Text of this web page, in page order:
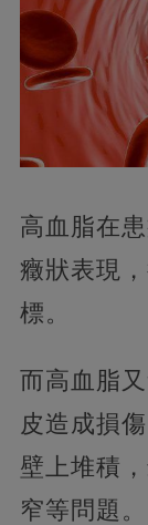
高血脂在
癥狀表現
標。
而高血脂
皮造成損
壁上堆積
窄等問題。